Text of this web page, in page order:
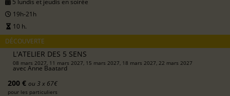
19h-21h
10 h.
DÉCOUVERTE
L'ATELIER DES 5 SENS
08 mars 2027, 11 mars 2027, 15 mars 2027, 18 mars 2027, 22 mars 2027
avec Anne Baatard
200 € ou 3 x 67€
pour les particuliers